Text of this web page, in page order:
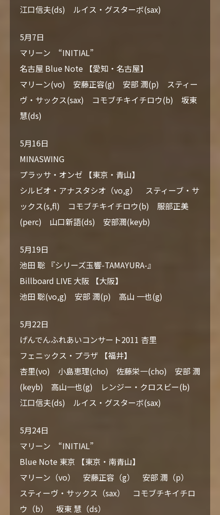
江口信夫(ds) ルイス・グスターボ(sax)
5月7日
マリーン “INITIAL”
名古屋 Blue Note 【愛知・名古屋】
マリーン(vo) 安藤正容(g) 安部 潤(p) スティー
ヴ・サックス(sax) コモブチキイチロウ(b) 坂東
慧(ds)
5月16日
MINASWING
プラッサ・オンゼ 【東京・青山】
シルビオ・アナスタシオ（vo,g） スティーブ・サ
ックス(s,fl) コモブチキイチロウ(b) 服部正美
(perc) 山口新語(ds) 安部潤(keyb)
5月19日
池田 聡 『シリーズ玉響-TAMAYURA-』
Billboard LIVE 大阪 【大阪】
池田 聡(vo,g) 安部 潤(p) 高山 一也(g)
5月22日
げんでんふれあいコンサート2011 杏里
フェニックス・プラザ 【福井】
杏里(vo) 小島恵理(cho) 佐藤栄一(cho) 安部 潤
(keyb) 高山一也(g) レンジー・クロスビー(b)
江口信夫(ds) ルイス・グスターボ(sax)
5月24日
マリーン “INITIAL”
Blue Note 東京 【東京・南青山】
マリーン（vo） 安藤正容（g） 安部 潤（p）
スティーヴ・サックス（sax） コモブチキイチロ
ウ（b） 坂東 慧（ds）